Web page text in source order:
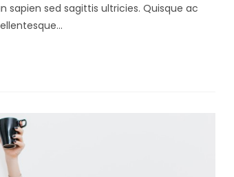
sapien sed sagittis ultricies. Quisque ac